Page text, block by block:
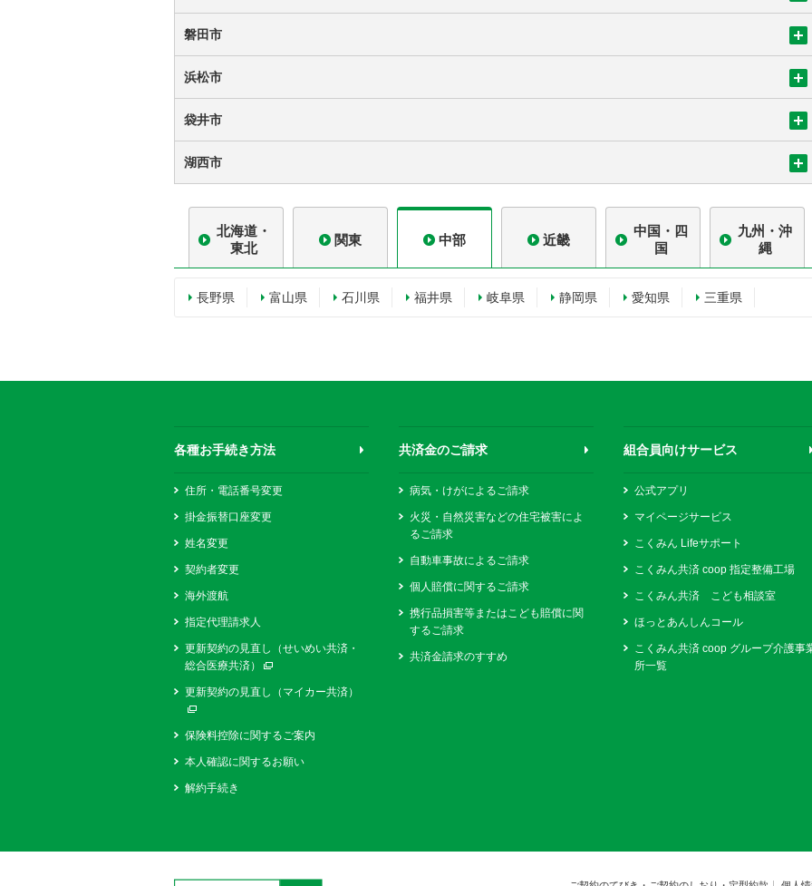
磐田市
浜松市
袋井市
湖西市
北海道・
東北
関東 中部 近畿
中国・四
国
九州・沖
縄
長野県 富山県 石川県 福井県 岐阜県 静岡県 愛知県 三重県
各種お手続き方法
住所・電話番号変更
掛金振替口座変更
姓名変更
契約者変更
海外渡航
指定代理請求人
更新契約の見直し（せいめい共済・
総合医療共済）
更新契約の見直し（マイカー共済）
保険料控除に関するご案内
本人確認に関するお願い
解約手続き
共済金のご請求
病気・けがによるご請求
火災・自然災害などの住宅被害によ
るご請求
自動車事故によるご請求
個人賠償に関するご請求
携行品損害等またはこども賠償に関
するご請求
共済金請求のすすめ
組合員向けサービス
公式アプリ
マイページサービス
こくみん Lifeサポート
こくみん共済 coop 指定整備工場
こくみん共済 こども相談室
ほっとあんしんコール
こくみん共済 coop グループ介護事
所一覧